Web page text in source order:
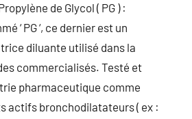
de Glycol ( PG ) :
‘ PG ‘, ce dernier est un
diluante utilisé dans la
commercialisés. Testé et
pharmaceutique comme
actifs bronchodilatateurs ( ex :